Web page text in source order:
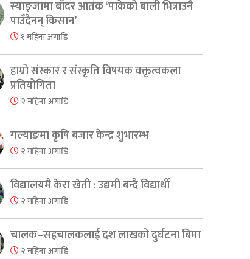
स्याङ्जामा बाँदर आतंक ‘पाकेको बाली भित्राउनै
पाउँदैनन् किसान’
१ महिना अगाडि
हाम्रो संस्कार र संस्कृति विषयक वक्तृत्वकला
प्रतियोगिता
२ महिना अगाडि
गल्याङमा कृषि बजार केन्द्र शुभारम्भ
२ महिना अगाडि
विद्यालयमै केरा खेती : उद्यमी बन्दै विद्यार्थी
२ महिना अगाडि
चालक–सहचालकलाई दश लाखको दुर्घटना बिमा
२ महिना अगाडि